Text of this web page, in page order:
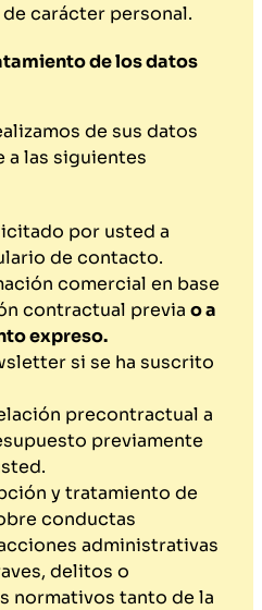
carácter personal.
de los datos
de sus datos
a las siguientes
por usted a
de contacto.
comercial en base
contractual previa o a
expreso.
si se ha suscrito
precontractual a
previamente
y tratamiento de
conductas
administrativas
delitos o
normativos tanto de la